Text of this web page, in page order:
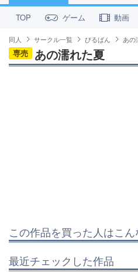
TOP ゲーム 動画
同人 サークル一覧 びるばん あの
専売 あの濡れた夏
この作品を買った人はこ
最近チェックした作品